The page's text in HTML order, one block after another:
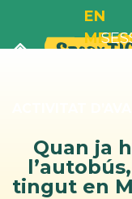
EN
Quan ja
tingut en